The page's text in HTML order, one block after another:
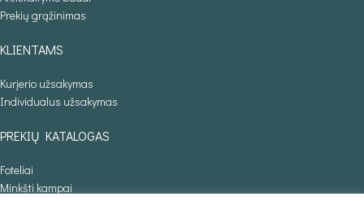
Prekių grąžinimas
KLIENTAMS
Kurjerio užsakymas
Individualus užsakymas
PREKIŲ KATALOGAS
Foteliai
Minkšti kampai